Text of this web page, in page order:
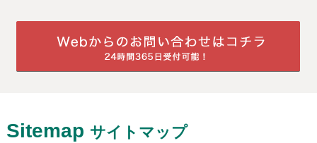
Sitemap サイトマップ